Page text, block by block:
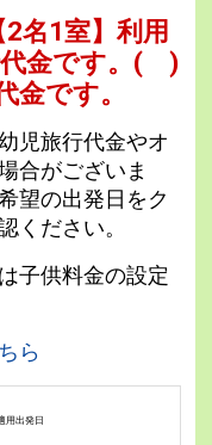
2名1室】利用
金です。 ( )
金です。
児旅行代金やオ
合がございま
望の出発日をク
ください。
子供料金の設定
ら
用出発日